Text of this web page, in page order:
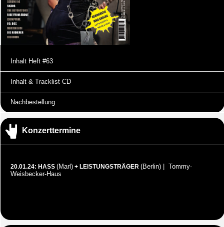
Inhalt Heft #63
Inhalt & Tracklist CD
Nachbestellung
Konzerttermine
20.01.24: HASS (Marl) + LEISTUNGSTRÄGER (Berlin) | Tommy-
Weisbecker-Haus